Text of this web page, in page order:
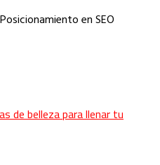
en SEO
de belleza para llenar tu